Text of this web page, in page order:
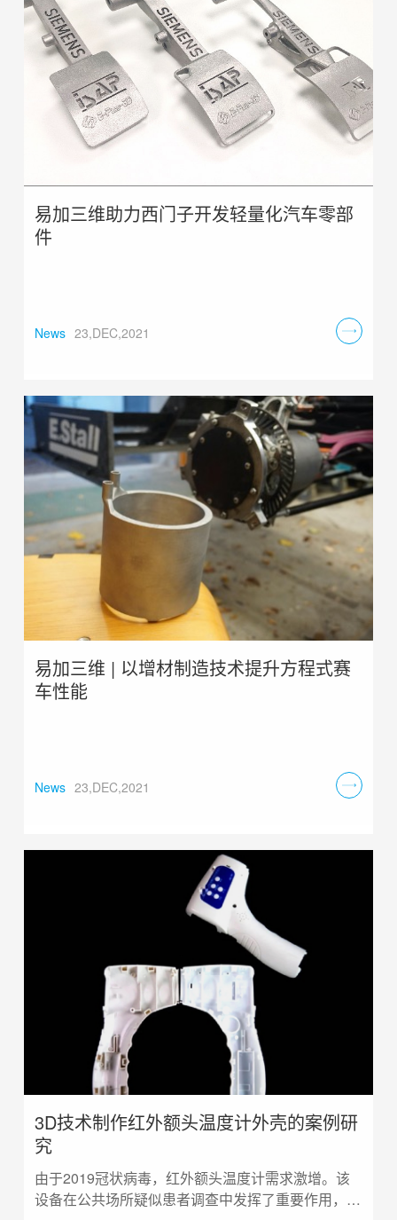
易加三维助力西门子开发轻量化汽车零部
件
News 23,DEC,2021
易加三维 | 以增材制造技术提升方程式赛
车性能
News 23,DEC,2021
3D技术制作红外额头温度计外壳的案例研
究
由于2019冠状病毒，红外额头温度计需求激增。该
设备在公共场所疑似患者调查中发挥了重要作用，是